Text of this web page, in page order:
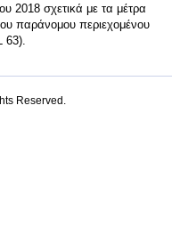
2018 σχετικά με τα μέτρα
παράνομου περιεχομένου
63).
Reserved.